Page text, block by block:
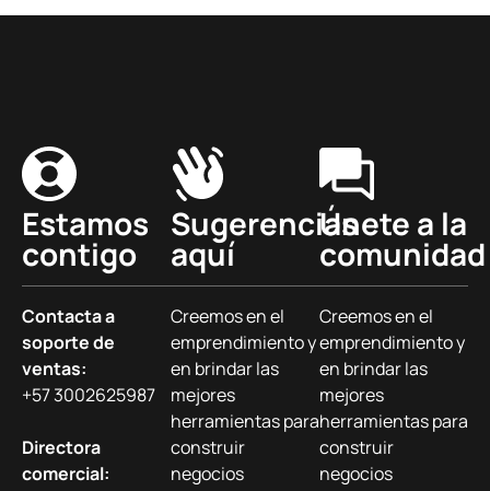
Estamos
contigo
Contacta a
soporte de
ventas:
+57 3002625987
Directora
comercial:
Sugerencias
aquí
Creemos en el
emprendimiento y
en brindar las
mejores
herramientas para
construir
negocios
Únete a la
comunidad
Creemos en el
emprendimiento y
en brindar las
mejores
herramientas para
construir
negocios